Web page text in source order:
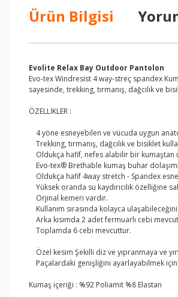
Ürün Bilgisi
Evolite Relax Bay Outdoor Pantolon
Evo-tex Windresist 4 way-streç spandex
sayesinde, trekking, tırmanış, dağcılık ve
ÖZELLİKLER :
4 yöne esneyebilen ve vücuda uygun
Trekking, tırmanış, dağcılık ve bisiklet
Oldukça hafif, nefes alabilir bir kumaştan
Evo-tex® Brethable kumaş buhar
Oldukça hafif 4way stretch - Spandex
Yüksek oranda su kaydırıcılık özelliğine
Orjinal kemeri vardır.
Kullanım sırasında kolayca
Arka kısımda 2 adet fermuarlı cebi
Toplamda 6 cebi mevcuttur.
Özel kesim Şekilli diz ve yıpranmaya ve
Paçalardaki genişliğini ayarlayabilmek
Kumaş içeriği : %92 Poliamit %8 Elastan